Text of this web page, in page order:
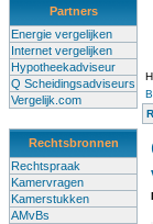
Partners
Energie vergelijken
Internet vergelijken
Hypotheekadviseur
Q Scheidingsadviseurs
Vergelijk.com
Rechtsbronnen
Rechtspraak
Kamervragen
Kamerstukken
AMvBs